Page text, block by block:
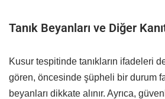
Tanık Beyanları ve Diğer
Kusur tespitinde tanıkların ifadeleri
gören, öncesinde şüpheli bir durum
beyanları dikkate alınır. Ayrıca,